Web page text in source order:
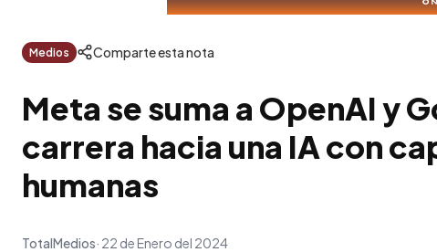
Medios Comparte esta nota
Meta se suma a OpenAI y
carrera hacia una IA con
humanas
TotalMedios 22 de Enero del 2024